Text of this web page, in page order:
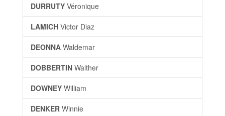
DURRUTY Véronique
LAMICH Victor Diaz
DEONNA Waldemar
DOBBERTIN Walther
DOWNEY William
DENKER Winnie